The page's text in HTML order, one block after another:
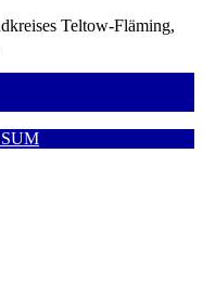
Teltow-Fläming,